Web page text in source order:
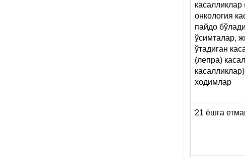
касалликлар
онкология
пайдо
ўсимталар,
ўтадиган
(лепра)
ходимлар
21 ёшга